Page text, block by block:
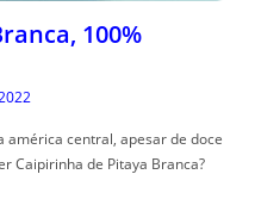
100%
américa central, apesar de doce
Caipirinha de Pitaya Branca?